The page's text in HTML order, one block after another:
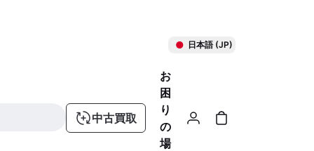
日本語 (JP)
中古買取
お
困
り
の
場